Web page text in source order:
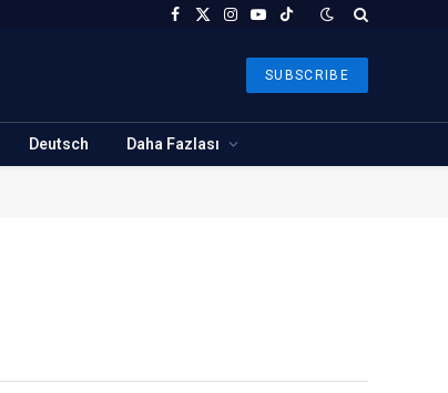
Facebook
X
Instagram
YouTubeTikTok
SUBSCRIBE
Deutsch Daha Fazlası